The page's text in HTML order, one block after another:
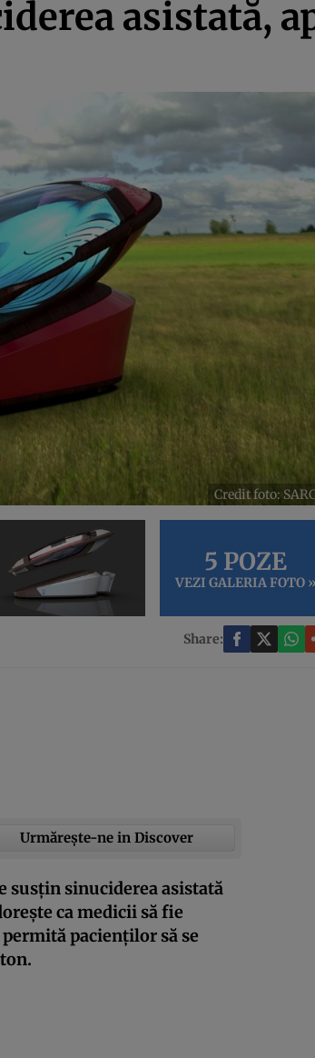
asistată,
Credit foto:
5 POZE
VEZI GALERIA FOTO »
Share:
Urmărește-ne in Discover
susțin sinuciderea asistată
ca medicii să fie
pacienților să se